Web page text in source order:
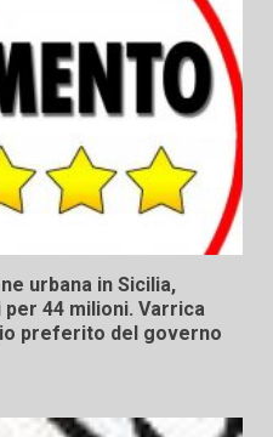
urbana in Sicilia,
44 milioni. Varrica
preferito del governo